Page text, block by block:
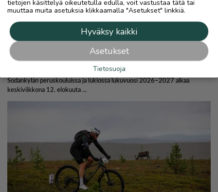
tietojen käsittelyä oikeutetulla edulla, voit vastustaa tätä tai
muuttaa muita asetuksia klikkaamalla "Asetukset" linkkiä.
Hyväksy kaikki
Asetukset
Tietosuoja